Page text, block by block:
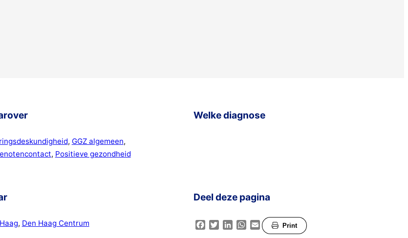
, GGZ algemeen
, Positieve gezondheid
Welke diagnose
, Den Haag Centrum
Deel deze pagina
Facebook
TwitterLinkedInWhatsApp
Email Print